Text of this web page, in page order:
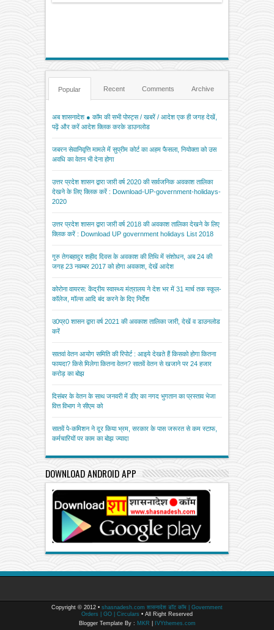
Popular Recent Comments Archive
अब शासनादेश ● कॉम की सभी पोस्ट्स / खबरें / आदेश एक ही जगह देखें,
पढ़ें और करें आदेश क्लिक करके डाउनलोड
जबरन सेवानिवृत्ति मामले में सुप्रीम कोर्ट का अहम फैसला, नियोक्ता को उस
अवधि का वेतन भी देना होगा
उत्तर प्रदेश शासन द्वारा जारी वर्ष 2020 की सार्वजनिक अवकाश तालिका
देखने के लिए क्लिक करें : Download-UP-government-holidays-
2020
उत्तर प्रदेश शासन द्वारा जारी वर्ष 2018 की अवकाश तालिका देखने के लिए
क्लिक करें : Download UP government holidays List 2018
गुरु तेगबहादुर शहीद दिवस के अवकाश की तिथि में संशोधन, अब 24 की
जगह 23 नवम्बर 2017 को होगा अवकाश, देखें आदेश
कोरोना वायरस: केंद्रीय स्वास्थ्य मंत्रालय ने देश भर में 31 मार्च तक स्कूल-
कॉलेज, मॉल्स आदि बंद करने के दिए निर्देश
उ0प्र0 शासन द्वारा वर्ष 2021 की अवकाश तालिका जारी, देखें व डाउनलोड
करें
सातवां वेतन आयोग समिति की रिपोर्ट : आइये देखते हैं किसको होगा कितना
फायदा? किसे मिलेगा कितना वेतन? सातवें वेतन से खजाने पर 24 हजार
करोड़ का बोझ
दिसंबर के वेतन के साथ जनवरी में डीए का नगद भुगतान का प्रस्ताव भेजा
वित्त विभाग ने सीएम को
सातवें पे-कमिशन ने दूर किया भ्रम, सरकार के पास जरूरत से कम स्टाफ,
कर्मचारियों पर काम का बोझ ज्यादा
DOWNLOAD ANDROID APP
Copyright © 2012 • shasnadesh.com शासनादेश डॉट कॉम | Government
Orders | GO | Circulars • All Right Reserved
Blogger Template By : MKR IVYthemes.com